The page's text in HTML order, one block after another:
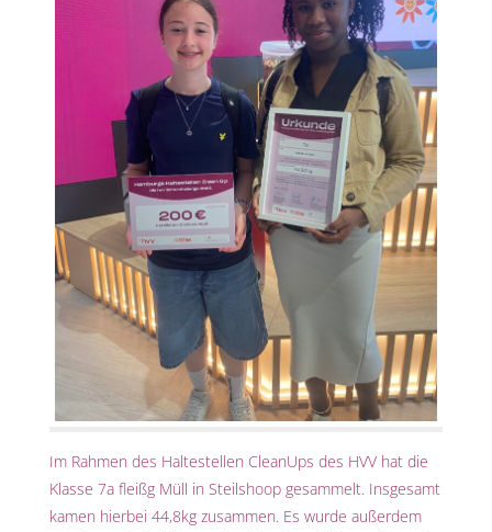
Im Rahmen des Haltestellen CleanUps des HVV hat die
Klasse 7a fleißg Müll in Steilshoop gesammelt. Insgesamt
kamen hierbei 44,8kg zusammen. Es wurde außerdem